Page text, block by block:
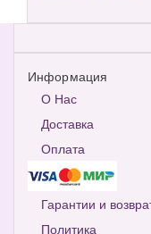
Информация
О Нас
Доставка
Оплата
Гарантии и
Политика